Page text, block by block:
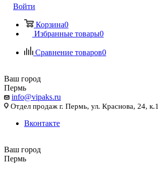
Войти
Корзина0
Избранные товары0
Сравнение товаров0
Ваш город
Пермь
info@vipaks.ru
Отдел продаж г. Пермь, ул. Краснова, 24, к.1
Вконтакте
Ваш город
Пермь